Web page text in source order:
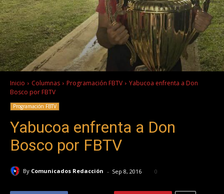
Inicio Columnas Programación FBTV
Yabucoa enfrenta a Don
Bosco por FBTV
Programación FBTV
Yabucoa enfrenta a Don
Bosco por FBTV
By Comunicados Redacción - Sep 8, 2016 0